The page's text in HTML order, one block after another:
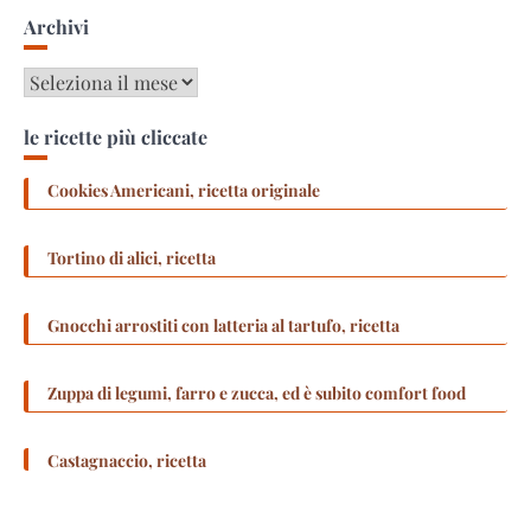
Archivi
Archivi
le ricette più cliccate
Cookies Americani, ricetta originale
Tortino di alici, ricetta
Gnocchi arrostiti con latteria al tartufo, ricetta
Zuppa di legumi, farro e zucca, ed è subito comfort food
Castagnaccio, ricetta